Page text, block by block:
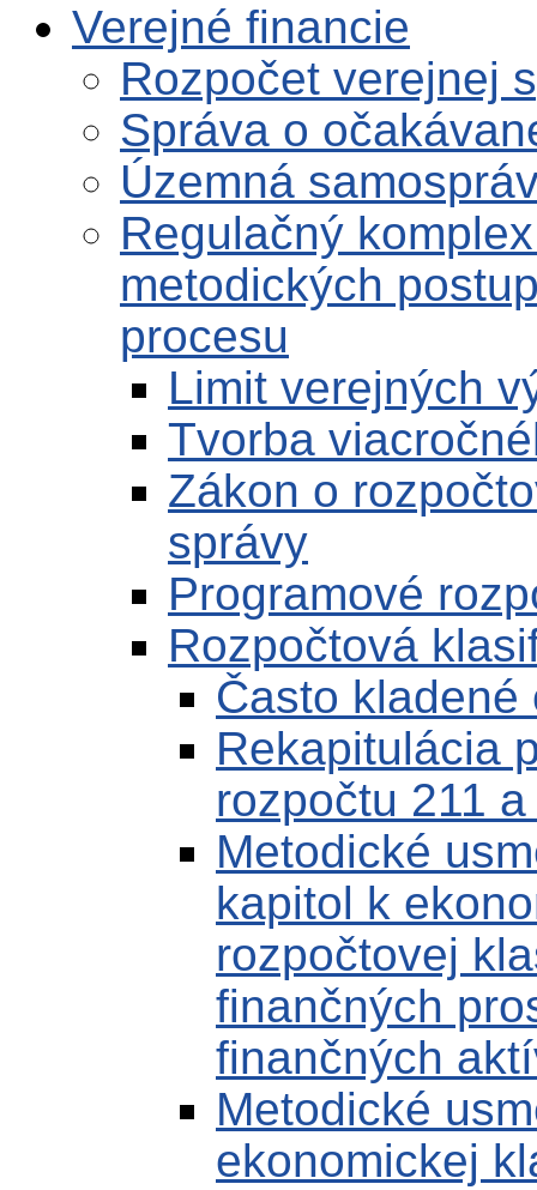
Verejné financie
Rozpočet verejnej
Správa o
Územná
Regulačný
metodických
procesu
Limit verejných
Tvorba
Zákon o
správy
Programové
Rozpočtová
Často kladené
Rekapitulácia
rozpočtu 211
Metodické
kapitol k
rozpočtovej
finančných
finančných
Metodické
ekonomickej